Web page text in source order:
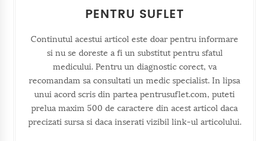
PENTRU SUFLET
Continutul acestui articol este doar pentru informare
si nu se doreste a fi un substitut pentru sfatul
medicului. Pentru un diagnostic corect, va
recomandam sa consultati un medic specialist. In lipsa
unui acord scris din partea pentrusuflet.com, puteti
prelua maxim 500 de caractere din acest articol daca
precizati sursa si daca inserati vizibil link-ul articolului.